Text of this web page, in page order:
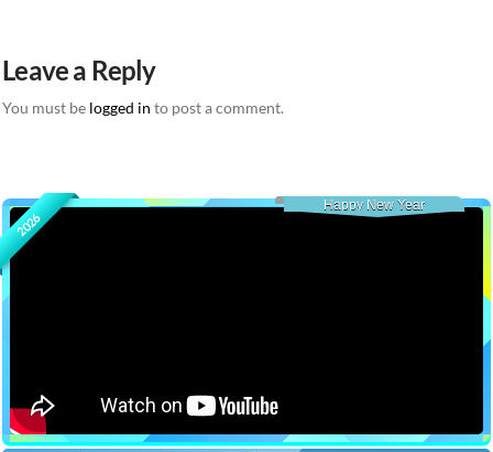
Leave a Reply
You must be logged in to post a comment.
2026
Happy New Year